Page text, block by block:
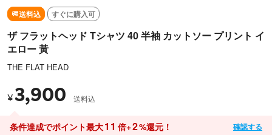
送料込 すぐに購入可
ザ フラットヘッド Tシャツ 40 半袖 カットソー プリント イ
エロー 黃
THE FLAT HEAD
¥3,900 送料込
条件達成でポイント最大11 倍+2%還元！ 確認する